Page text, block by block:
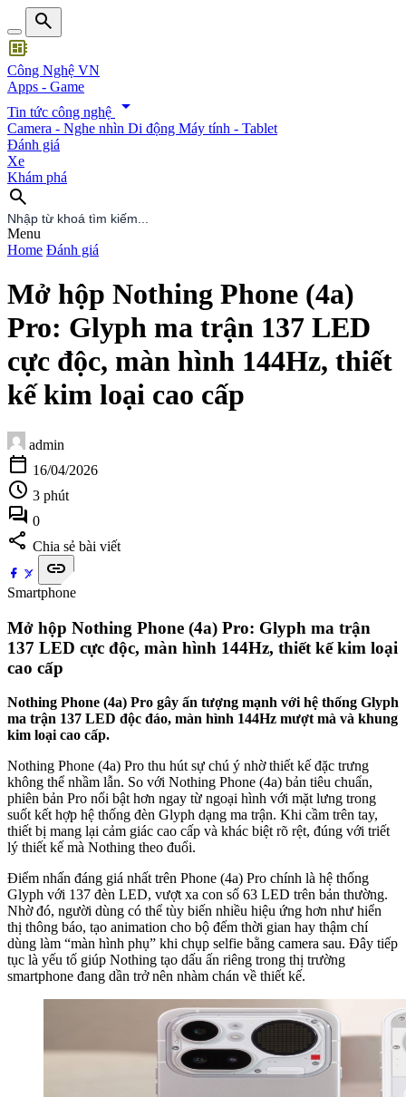
search
developer_board
Công Nghệ VN
Apps - Game
Tin tức công nghệ
arrow_drop_down
Camera - Nghe nhìn Di động Máy tính - Tablet
Đánh giá
Xe
Khám phá
search
search
Menu
Home Đánh giá
Mở hộp Nothing Phone (4a)
Pro: Glyph ma trận 137 LED
cực độc, màn hình 144Hz, thiết
kế kim loại cao cấp
admin
calendar_today 16/04/2026
schedule 3 phút
forum 0
share Chia sẻ bài viết
link
Smartphone
Mở hộp Nothing Phone (4a) Pro: Glyph ma trận
137 LED cực độc, màn hình 144Hz, thiết kế kim loại
cao cấp
Nothing Phone (4a) Pro gây ấn tượng mạnh với hệ thống Glyph
ma trận 137 LED độc đáo, màn hình 144Hz mượt mà và khung
kim loại cao cấp.
Nothing Phone (4a) Pro thu hút sự chú ý nhờ thiết kế đặc trưng
không thể nhầm lẫn. So với Nothing Phone (4a) bản tiêu chuẩn,
phiên bản Pro nổi bật hơn ngay từ ngoại hình với mặt lưng trong
suốt kết hợp hệ thống đèn Glyph dạng ma trận. Khi cầm trên tay,
thiết bị mang lại cảm giác cao cấp và khác biệt rõ rệt, đúng với triết
lý thiết kế mà Nothing theo đuổi.
Điểm nhấn đáng giá nhất trên Phone (4a) Pro chính là hệ thống
Glyph với 137 đèn LED, vượt xa con số 63 LED trên bản thường.
Nhờ đó, người dùng có thể tùy biến nhiều hiệu ứng hơn như hiển
thị thông báo, tạo animation cho bộ đếm thời gian hay thậm chí
dùng làm “màn hình phụ” khi chụp selfie bằng camera sau. Đây tiếp
tục là yếu tố giúp Nothing tạo dấu ấn riêng trong thị trường
smartphone đang dần trở nên nhàm chán về thiết kế.